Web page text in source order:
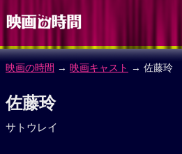
映画の時間 → 映画キャスト → 佐藤玲
佐藤玲
サトウレイ